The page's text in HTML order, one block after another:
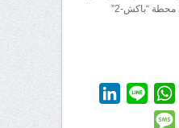
الروسية مفاعلين نوويين في محطة “باكش-2”
Copy
Link
WhatsApp
Line
LinkedIn
Telegram